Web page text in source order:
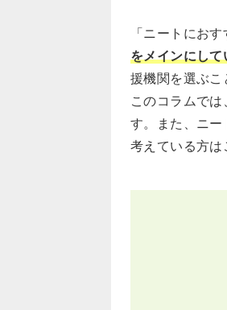
「ニートにお
をメインにし
援機関を選ぶこ
このコラムで
す。また、ニー
考えている方は